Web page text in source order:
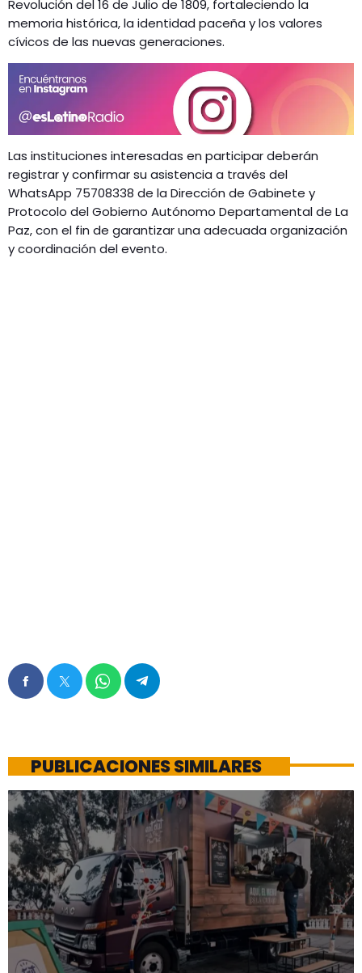
Revolución del 16 de Julio de 1809, fortaleciendo la
memoria histórica, la identidad paceña y los valores
cívicos de las nuevas generaciones.
Las instituciones interesadas en participar deberán
registrar y confirmar su asistencia a través del
WhatsApp 75708338 de la Dirección de Gabinete y
Protocolo del Gobierno Autónomo Departamental de La
Paz, con el fin de garantizar una adecuada organización
y coordinación del evento.
PUBLICACIONES SIMILARES